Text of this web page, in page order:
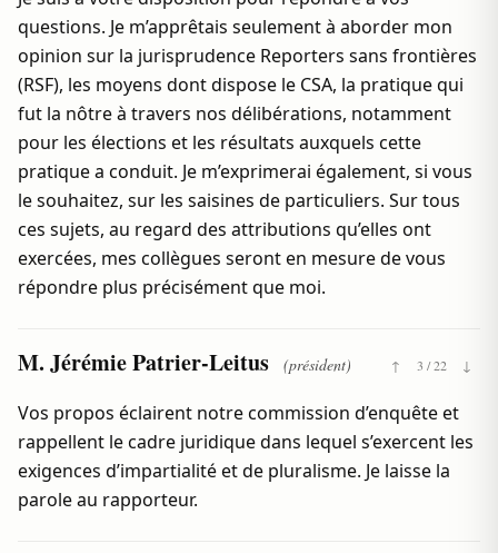
questions. Je m’apprêtais seulement à aborder mon
opinion sur la jurisprudence Reporters sans frontières
(RSF), les moyens dont dispose le CSA, la pratique qui
fut la nôtre à travers nos délibérations, notamment
pour les élections et les résultats auxquels cette
pratique a conduit. Je m’exprimerai également, si vous
le souhaitez, sur les saisines de particuliers. Sur tous
ces sujets, au regard des attributions qu’elles ont
exercées, mes collègues seront en mesure de vous
répondre plus précisément que moi.
M. Jérémie Patrier-Leitus (président) ↑ 3 / 22 ↓
Vos propos éclairent notre commission d’enquête et
rappellent le cadre juridique dans lequel s’exercent les
exigences d’impartialité et de pluralisme. Je laisse la
parole au rapporteur.